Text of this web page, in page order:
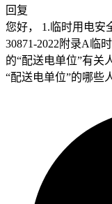
回复
您好， 1.临时用电安
30871-2022附录A临
的“配送电单位”有关
“配送电单位”的哪些